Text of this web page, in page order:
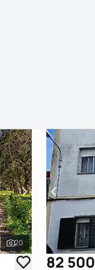
Ver todas as
20
82